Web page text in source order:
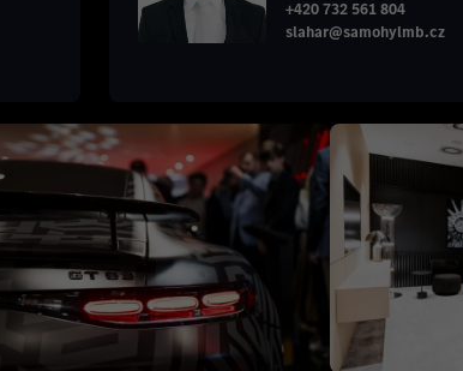
+420 732 561 804
slahar@samohylmb.cz